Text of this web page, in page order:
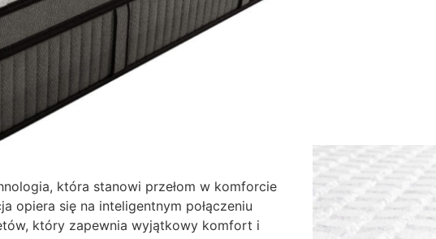
która stanowi przełom w komforcie
opiera się na inteligentnym połączeniu
który zapewnia wyjątkowy komfort i